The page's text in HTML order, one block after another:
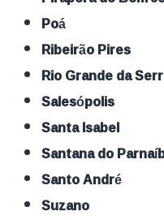
Poá
Ribeirão Pires
Rio Grande da
Salesópolis
Santa Isabel
Santana do
Santo André
Suzano